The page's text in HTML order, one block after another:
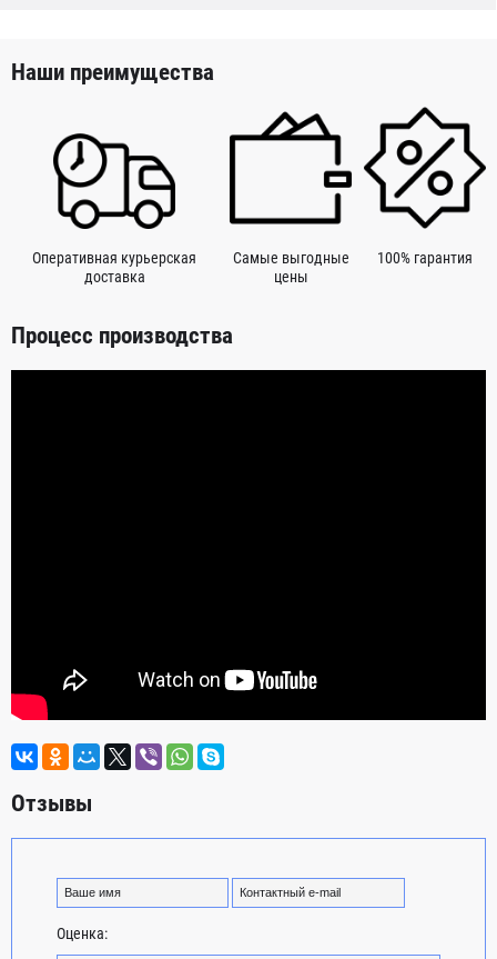
Наши преимущества
Оперативная курьерская
доставка
Самые выгодные
цены
100% гарантия
Процесс производства
Отзывы
Оценка: